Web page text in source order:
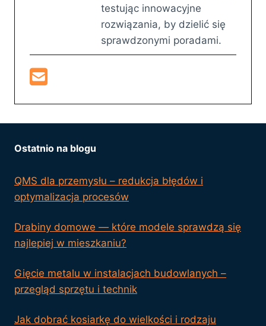
testując innowacyjne
rozwiązania, by dzielić się
sprawdzonymi poradami.
Ostatnio na blogu
QMS dla przemysłu – redukcja błędów i
optymalizacja procesów
Drabiny domowe — które modele sprawdzą się
najlepiej w mieszkaniu?
Gięcie metalu w instalacjach budowlanych –
przegląd sprzętu i technik
Jak dobrać kosiarkę do wielkości i rodzaju